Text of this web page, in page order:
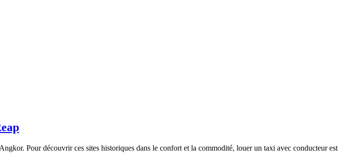
Pour découvrir ces sites historiques dans le confort et la commodité, louer un taxi avec conducteur est